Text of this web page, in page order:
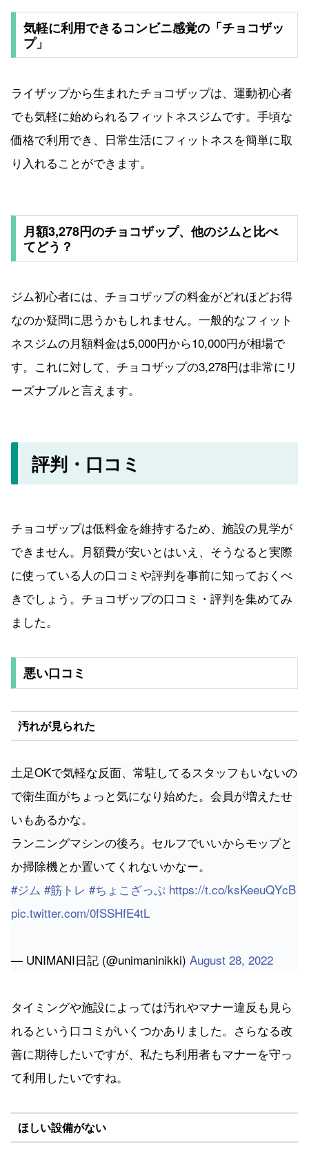
気軽に利用できるコンビニ感覚の「チョコザッ
プ」
ライザップから生まれたチョコザップは、運動初心者
でも気軽に始められるフィットネスジムです。手頃な
価格で利用でき、日常生活にフィットネスを簡単に取
り入れることができます。
月額3,278円のチョコザップ、他のジムと比べ
てどう？
ジム初心者には、チョコザップの料金がどれほどお得
なのか疑問に思うかもしれません。一般的なフィット
ネスジムの月額料金は5,000円から10,000円が相場で
す。これに対して、チョコザップの3,278円は非常にリ
ーズナブルと言えます。
評判・口コミ
チョコザップは低料金を維持するため、施設の見学が
できません。月額費が安いとはいえ、そうなると実際
に使っている人の口コミや評判を事前に知っておくべ
きでしょう。チョコザップの口コミ・評判を集めてみ
ました。
悪い口コミ
汚れが見られた
土足OKで気軽な反面、常駐してるスタッフもいないの
で衛生面がちょっと気になり始めた。会員が増えたせ
いもあるかな。
ランニングマシンの後ろ。セルフでいいからモップと
か掃除機とか置いてくれないかなー。
#ジム #筋トレ #ちょこざっぷ https://t.co/ksKeeuQYcB
pic.twitter.com/0fSSHfE4tL
— UNIMANI日記 (@unimaninikki) August 28, 2022
タイミングや施設によっては汚れやマナー違反も見ら
れるという口コミがいくつかありました。さらなる改
善に期待したいですが、私たち利用者もマナーを守っ
て利用したいですね。
ほしい設備がない